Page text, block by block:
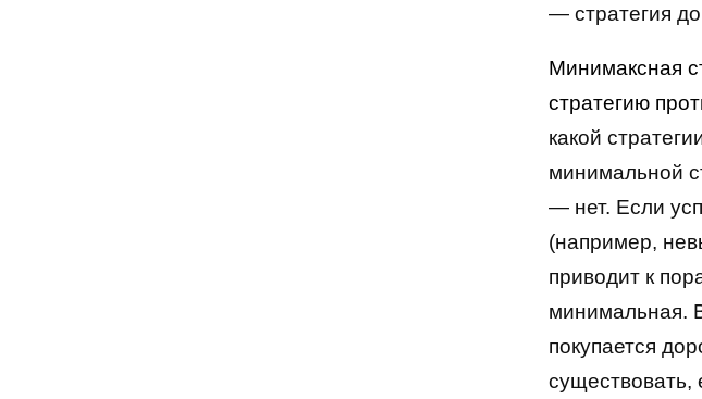
— стратегия
Минимаксная
стратегию
какой
минимальной
— нет. Если
(например,
приводит к
минимальная.
покупается
существовать,